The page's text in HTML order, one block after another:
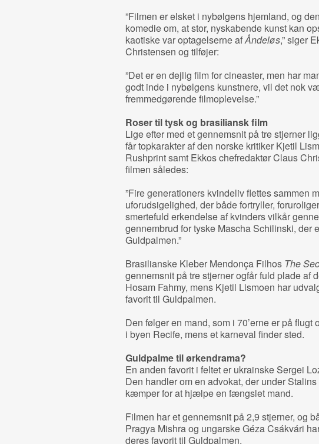
”Filmen er elsket i nybølgens hjemland, og
komedie om, at stor, nyskabende kunst kan
kaotiske var optagelserne afÅndeløs,” siger
Christensen og tilføjer:
”Det er en dejlig film for cineaster, men har
godt inde i nybølgens kunstnere, vil det nok
fremmedgørende filmoplevelse.”
Roser til tysk og brasiliansk film
Lige efter med et gennemsnit på tre stjerner
får topkarakter af den norske kritiker Kjetil
Rushprint samt Ekkos chefredaktør Claus
filmen således:
”Fire generationers kvindeliv flettes sammen
uforudsigelighed, der både fortryller,
smertefuld erkendelse af kvinders vilkår
gennembrud for tyske Mascha Schilinski, der
Guldpalmen.”
Brasilianske Kleber Mendonça Filhos The
gennemsnit på tre stjerner ogfår fuld plade af
Hosam Fahmy, mens Kjetil Lismoen har
favorit til Guldpalmen.
Den følger en mand, som i 70’erne er på flugt
i byen Recife, mens et karneval finder sted.
Guldpalme til ørkendrama?
En anden favorit i feltet er ukrainske Sergei
Den handler om en advokat, der under
kæmper for at hjælpe en fængslet mand.
Filmen har et gennemsnit på 2,9 stjerner, og
Pragya Mishra og ungarske Géza Csákvári
deres favorit til Guldpalmen.